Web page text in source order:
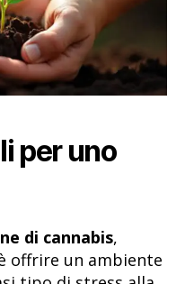
per uno
di cannabis,
offrire un ambiente